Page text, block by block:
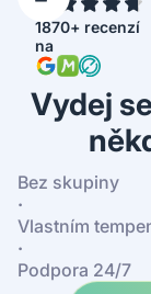
1870+ recenzí
na
Vydej
Bez skupiny
·
Vlastním
·
Podpora 24/7